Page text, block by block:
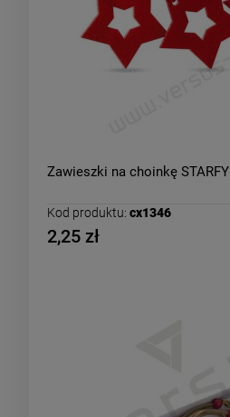
Zawieszki na choinkę STARFY
Kod produktu: cx1346
2,25 zł